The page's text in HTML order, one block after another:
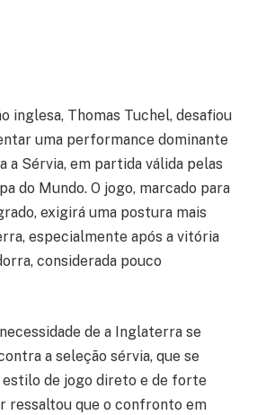
inglesa, Thomas Tuchel, desafiou
uma performance dominante
Sérvia, em partida válida pelas
do Mundo. O jogo, marcado para
exigirá uma postura mais
especialmente após a vitória
considerada pouco
de a Inglaterra se
a seleção sérvia, que se
de jogo direto e de forte
ressaltou que o confronto em